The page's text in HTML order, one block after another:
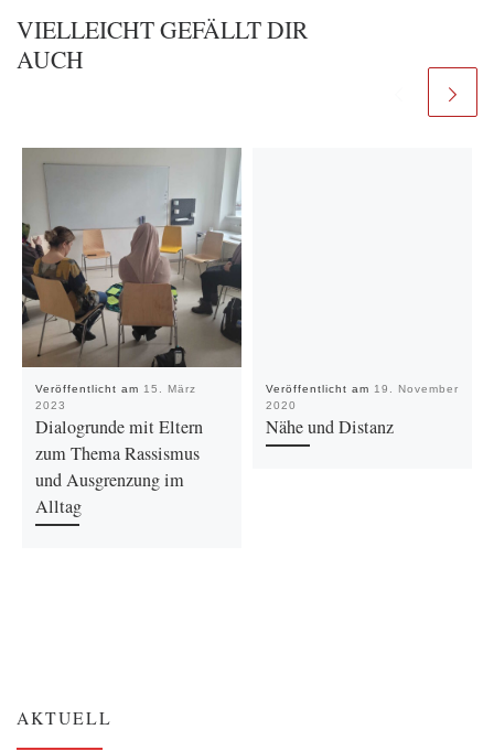
VIELLEICHT GEFÄLLT DIR
AUCH
Veröffentlicht am 15. März
2023
Dialogrunde mit Eltern
zum Thema Rassismus
und Ausgrenzung im
Alltag
Veröffentlicht am 19. November
2020
Nähe und Distanz
AKTUELL